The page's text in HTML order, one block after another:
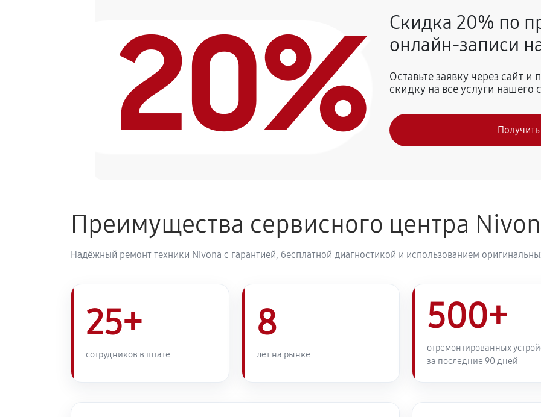
720 руб
Ремонт гидросистемы кофемашины Nivona CafeRomatica NICR 799
Ремонт кофемолки кофемашины Nivona CafeRomatica NICR 799
20%
Скидка 20% по
онлайн-записи
Оставьте заявку через сайт
скидку на все услуги нашего
Преимущества сервисного центра
Надёжный ремонт техники Nivona с гарантией, бесплатной диагностикой и использованием
25+
сотрудников в штате
8
лет на рынке
500+
отремонтированных
за последние 90 дней